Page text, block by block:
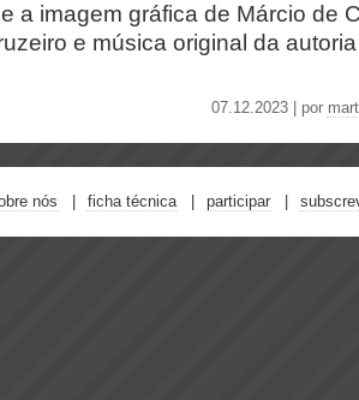
a imagem gráfica de Márcio de
e música original da
07.12.2023 | por
nós ficha técnica participar